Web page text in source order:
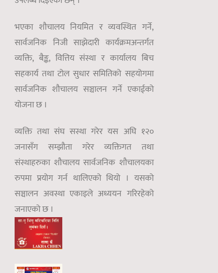
भएका शौचालय नियमित र व्यवस्थित गर्ने,
सार्वजनिक निजी साझेदारी कार्यक्रमअन्तर्गत
व्यक्ति, बैङ्क, वित्तिय संस्था र कार्यालय बिच
सहकार्य तथा टोल सुधार समितिको सहयोगमा
सार्वजनिक शौचालय सञ्चालन गर्ने एकाईको
योजना छ ।
व्यक्ति तथा संघ सस्था गरेर यस अघि १२०
जनासँग सम्झौता गरेर व्यक्तिगत तथा
संस्थाहरुका शौचालय सार्वजनिक शौचालयका
रुपमा प्रयोग गर्न थालिएको थियो । यसको
सञ्चालन अवस्था एकाइले अध्ययन गरिरहेको
जनाएको छ ।